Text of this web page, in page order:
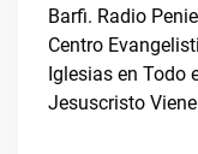
Barfi. Radio
Centro
Iglesias en Todo
Jesuscristo